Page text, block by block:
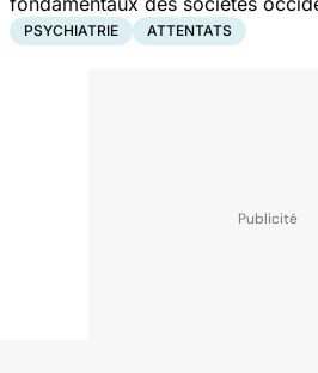
PSYCHIATRIE ATTENTATS